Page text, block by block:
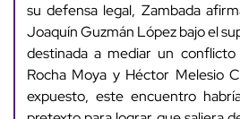
su defensa legal, Zambada
Joaquín Guzmán López bajo el
destinada a mediar un
Rocha Moya y Héctor Melesio
expuesto, este encuentro